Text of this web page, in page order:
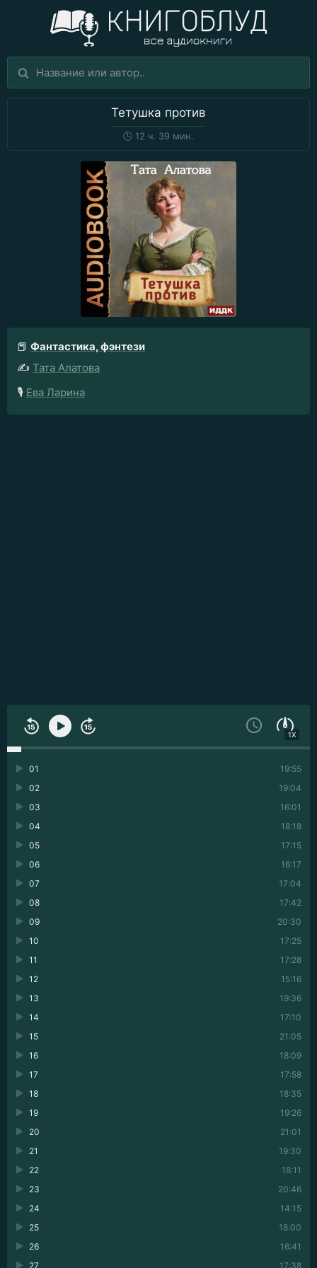
Тетушка против
🕒 12 ч. 39 мин.
📕 Фантастика, фэнтези
✍️ Тата Алатова
🎙️ Ева Ларина
1X
19:55
01
19:04
02
16:01
03
18:18
04
17:15
05
16:17
06
17:04
07
17:42
08
20:30
09
17:25
10
17:28
11
15:16
12
19:36
13
17:10
14
21:05
15
18:09
16
17:58
17
18:35
18
19:26
19
21:01
20
19:30
21
18:11
22
20:46
23
14:15
24
18:00
25
16:41
26
17:38
27